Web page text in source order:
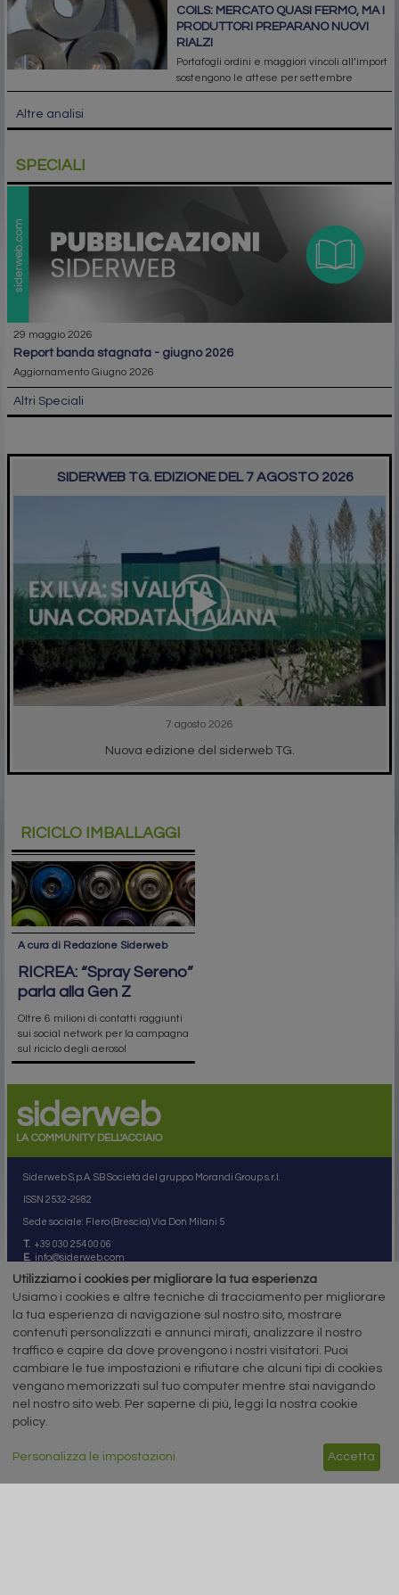
COILS: MERCATO QUASI FERMO, MA I
PRODUTTORI PREPARANO NUOVI
RIALZI
Portafogli ordini e maggiori vincoli all’import
sostengono le attese per settembre
Altre analisi
SPECIALI
29 maggio 2026
report banda stagnata - giugno 2026
Aggiornamento Giugno 2026
Altri Speciali
SIDERWEB TG. EDIZIONE DEL 7 AGOSTO 2026
7 agosto 2026
Nuova edizione del siderweb TG.
RICICLO IMBALLAGGI
A cura di Redazione Siderweb
RICREA: “Spray Sereno”
parla alla Gen Z
Oltre 6 milioni di contatti raggiunti
sui social network per la campagna
sul riciclo degli aerosol
siderweb
LA COMMUNITY DELL'ACCIAIO
Siderweb S.p.A. SB Società del gruppo Morandi Group s.r.l.
ISSN 2532-2982
Sede sociale: Flero (Brescia) Via Don Milani 5
T. +39 030 254 00 06
E.
info@siderweb.com
Copyright siderweb spa sb
Tutti i diritti sono riservati
Privacy policy
Cookie policy
Digital Services Act Policy
MENU
NEWS
PREZZI ITALIA
SERVIZI
SEGUICI SUI NOSTRI
SOCIAL NETWORK
Utilizziamo i cookies per migliorare la tua esperienza
Usiamo i cookies e altre tecniche di tracciamento per migliorare
la tua esperienza di navigazione sul nostro sito, mostrare
contenuti personalizzati e annunci mirati, analizzare il nostro
traffico e capire da dove provengono i nostri visitatori. Puoi
cambiare le tue impostazioni e rifiutare che alcuni tipi di cookies
vengano memorizzati sul tuo computer mentre stai navigando
nel nostro sito web. Per saperne di più, leggi la nostra cookie
policy.
Personalizza le impostazioni Accetta